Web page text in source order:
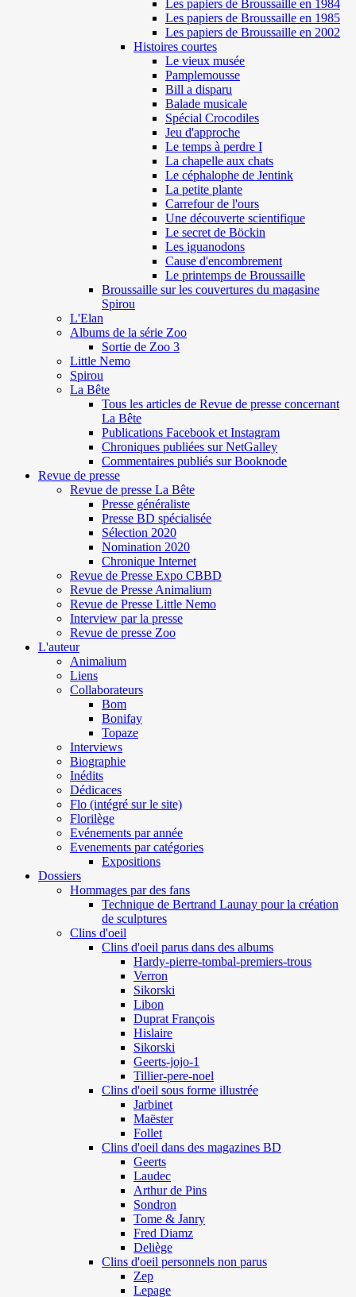
Les papiers de Broussaille en 1984
Les papiers de Broussaille en 1985
Les papiers de Broussaille en 2002
Histoires courtes
Le vieux musée
Pamplemousse
Bill a disparu
Balade musicale
Spécial Crocodiles
Jeu d'approche
Le temps à perdre I
La chapelle aux chats
Le céphalophe de Jentink
La petite plante
Carrefour de l'ours
Une découverte scientifique
Le secret de Böckin
Les iguanodons
Cause d'encombrement
Le printemps de Broussaille
Broussaille sur les couvertures du magasine
Spirou
L'Elan
Albums de la série Zoo
Sortie de Zoo 3
Little Nemo
Spirou
La Bête
Tous les articles de Revue de presse concernant
La Bête
Publications Facebook et Instagram
Chroniques publiées sur NetGalley
Commentaires publiés sur Booknode
Revue de presse
Revue de presse La Bête
Presse généraliste
Presse BD spécialisée
Sélection 2020
Nomination 2020
Chronique Internet
Revue de Presse Expo CBBD
Revue de Presse Animalium
Revue de Presse Little Nemo
Interview par la presse
Revue de presse Zoo
L'auteur
Animalium
Liens
Collaborateurs
Bom
Bonifay
Topaze
Interviews
Biographie
Inédits
Dédicaces
Flo (intégré sur le site)
Florilège
Evénements par année
Evenements par catégories
Expositions
Dossiers
Hommages par des fans
Technique de Bertrand Launay pour la création
de sculptures
Clins d'oeil
Clins d'oeil parus dans des albums
Hardy-pierre-tombal-premiers-trous
Verron
Sikorski
Libon
Duprat François
Hislaire
Sikorski
Geerts-jojo-1
Tillier-pere-noel
Clins d'oeil sous forme illustrée
Jarbinet
Maëster
Follet
Clins d'oeil dans des magazines BD
Geerts
Laudec
Arthur de Pins
Sondron
Tome & Janry
Fred Diamz
Deliège
Clins d'oeil personnels non parus
Zep
Lepage